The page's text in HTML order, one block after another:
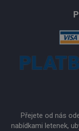
Přejete od nás
nabídkami letenek,